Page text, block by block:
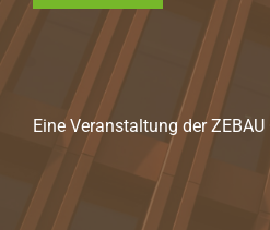
Eine Veranstaltung derZEBAU